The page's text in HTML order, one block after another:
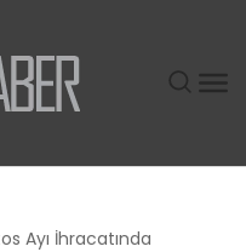
Ayı İhracatında